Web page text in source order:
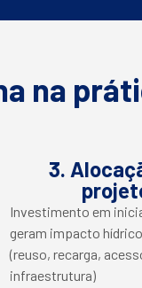
na
3.
Investimento em
geram impacto
(reuso, recarga,
infraestrutura)